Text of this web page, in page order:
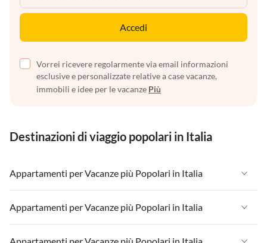
Accedi
Vorrei ricevere regolarmente via email informazioni
esclusive e personalizzate relative a case vacanze,
immobili e idee per le vacanze Più
Destinazioni di viaggio popolari in Italia
Appartamenti per Vacanze più Popolari in Italia
Appartamenti per Vacanze in Italia
Appartamenti per Vacanze in Liguria
Appartamenti per Vacanze più Popolari in Italia
Appartamenti per Vacanze in Italia